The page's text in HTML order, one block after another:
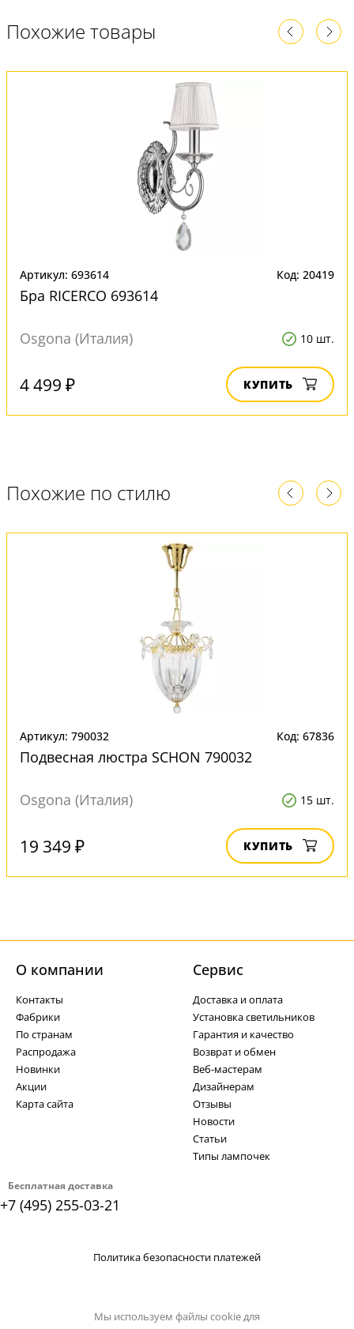
Похожие товары
Артикул: 693614 Код: 20419
Бра RICERCO 693614
Osgona (Италия) 10 шт.
4 499 ₽ КУПИТЬ
Похожие по стилю
Артикул: 790032 Код: 67836
Подвесная люстра SCHON 790032
Osgona (Италия) 15 шт.
19 349 ₽ КУПИТЬ
Бесплатная доставка
+7 (495) 255-03-21
О компании
Контакты
Фабрики
По странам
Распродажа
Новинки
Акции
Карта сайта
Cервис
Доставка и оплата
Установка светильников
Гарантия и качество
Возврат и обмен
Веб-мастерам
Дизайнерам
Отзывы
Новости
Статьи
Типы лампочек
Политика безопасности платежей
Мы используем файлы cookie для